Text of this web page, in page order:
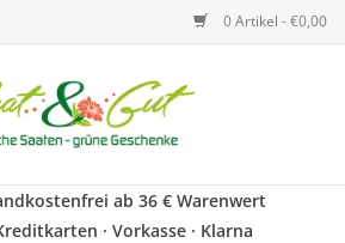
0 Artikel - €0,00
ab 36 € Warenwert
· Vorkasse · Klarna